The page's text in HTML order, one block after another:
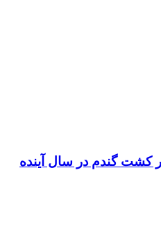
کشت گندم در سال آینده